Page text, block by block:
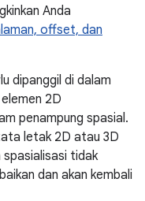
Anda
offset, dan
dipanggil di dalam
2D
penampung spasial.
letak 2D atau 3D
spasialisasi tidak
dan akan kembali